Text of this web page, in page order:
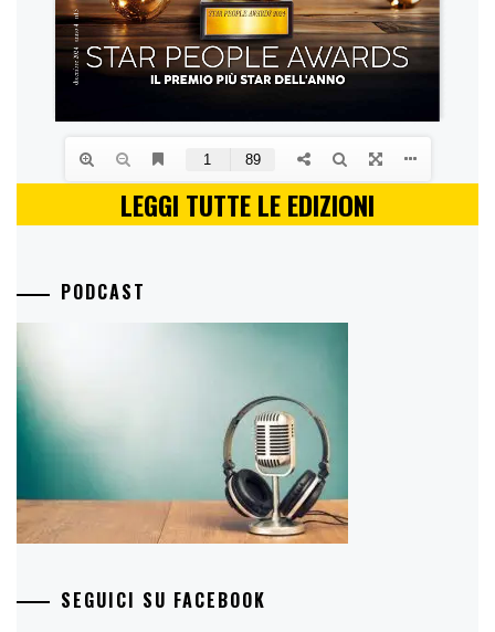
LEGGI TUTTE LE EDIZIONI
PODCAST
SEGUICI SU FACEBOOK